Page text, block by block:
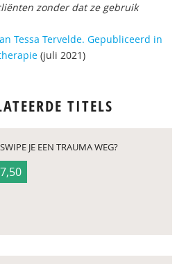
zonder dat ze gebruik
Tessa Tervelde. Gepubliceerd in
(juli 2021)
TITELS
JE EEN TRAUMA WEG?